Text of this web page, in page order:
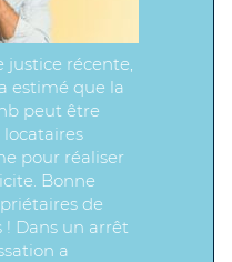
justice récente,
estimé que la
peut être
pour réaliser
Bonne
de
Dans un arrêt
a